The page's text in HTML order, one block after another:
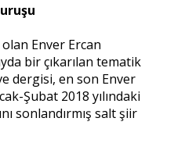
Enver Ercan
bir çıkarılan tematik
dergisi, en son Enver
Şubat 2018 yılındaki
sonlandırmış salt şiir